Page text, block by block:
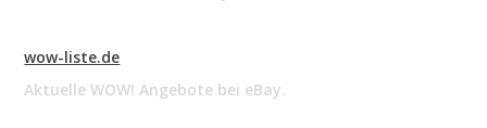
wow-liste.de
Aktuelle WOW! Angebote bei eBay.